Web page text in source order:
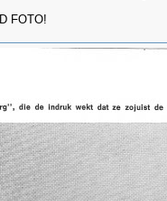
FOTO!